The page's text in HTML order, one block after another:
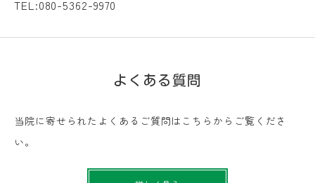
TEL:080-5362-9970
よくある質問
当院に寄せられたよくあるご質問はこちらからご覧くださ
い。